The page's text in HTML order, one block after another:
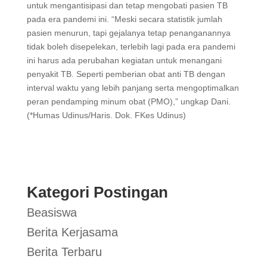
untuk mengantisipasi dan tetap mengobati pasien TB
pada era pandemi ini. “Meski secara statistik jumlah
pasien menurun, tapi gejalanya tetap penanganannya
tidak boleh disepelekan, terlebih lagi pada era pandemi
ini harus ada perubahan kegiatan untuk menangani
penyakit TB. Seperti pemberian obat anti TB dengan
interval waktu yang lebih panjang serta mengoptimalkan
peran pendamping minum obat (PMO),” ungkap Dani.
(*Humas Udinus/Haris. Dok. FKes Udinus)
Kategori Postingan
Beasiswa
Berita Kerjasama
Berita Terbaru